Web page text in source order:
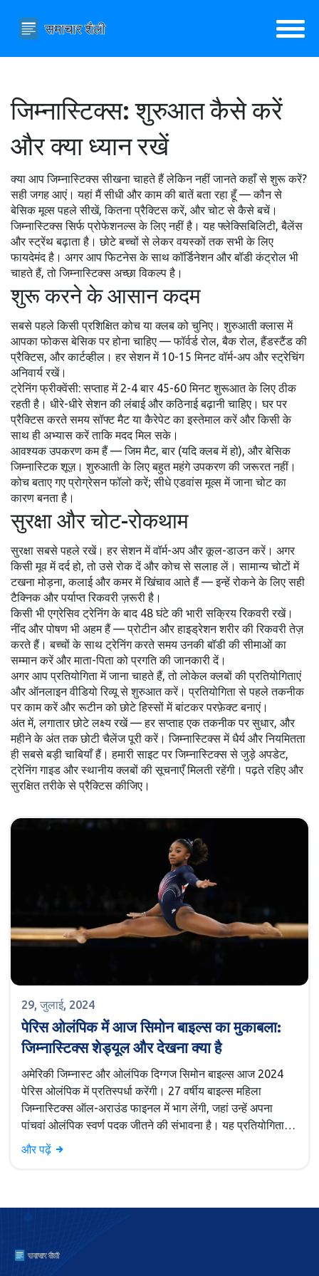
जिम्नास्टिक्स: शुरुआत कैसे करें
और क्या ध्यान रखें
क्या आप जिम्नास्टिक्स सीखना चाहते हैं लेकिन नहीं जानते कहाँ से शुरू करें?
सही जगह आएं। यहां मैं सीधी और काम की बातें बता रहा हूँ — कौन से
बेसिक मूव्स पहले सीखें, कितना प्रैक्टिस करें, और चोट से कैसे बचें।
जिम्नास्टिक्स सिर्फ प्रोफेशनल्स के लिए नहीं है। यह फ्लेक्सिबिलिटी, बैलेंस
और स्ट्रेंथ बढ़ाता है। छोटे बच्चों से लेकर वयस्कों तक सभी के लिए
फायदेमंद है। अगर आप फिटनेस के साथ कॉर्डिनेशन और बॉडी कंट्रोल भी
चाहते हैं, तो जिम्नास्टिक्स अच्छा विकल्प है।
शुरू करने के आसान कदम
सबसे पहले किसी प्रशिक्षित कोच या क्लब को चुनिए। शुरुआती क्लास में
आपका फोकस बेसिक पर होना चाहिए — फॉर्वर्ड रोल, बैक रोल, हैंडस्टैंड की
प्रैक्टिस, और कार्टव्हील। हर सेशन में 10-15 मिनट वॉर्म-अप और स्ट्रेचिंग
अनिवार्य रखें।
ट्रेनिंग फ्रीक्वेंसी: सप्ताह में 2-4 बार 45-60 मिनट शुरूआत के लिए ठीक
रहती है। धीरे-धीरे सेशन की लंबाई और कठिनाई बढ़ानी चाहिए। घर पर
प्रैक्टिस करते समय सॉफ्ट मैट या कैरेपेट का इस्तेमाल करें और किसी के
साथ ही अभ्यास करें ताकि मदद मिल सके।
आवश्यक उपकरण कम हैं — जिम मैट, बार (यदि क्लब में हो), और बेसिक
जिम्नास्टिक शूज़। शुरुआती के लिए बहुत महंगे उपकरण की जरूरत नहीं।
कोच बताए गए प्रोग्रेसन फॉलो करें; सीधे एडवांस मूव्स में जाना चोट का
कारण बनता है।
सुरक्षा और चोट-रोकथाम
सुरक्षा सबसे पहले रखें। हर सेशन में वॉर्म-अप और कूल-डाउन करें। अगर
किसी मूव में दर्द हो, तो उसे रोक दें और कोच से सलाह लें। सामान्य चोटों में
टखना मोड़ना, कलाई और कमर में खिंचाव आते हैं — इन्हें रोकने के लिए सही
टैक्निक और पर्याप्त रिकवरी ज़रूरी है।
किसी भी एग्रेसिव ट्रेनिंग के बाद 48 घंटे की भारी सक्रिय रिकवरी रखें।
नींद और पोषण भी अहम हैं — प्रोटीन और हाइड्रेशन शरीर की रिकवरी तेज़
करते हैं। बच्चों के साथ ट्रेनिंग करते समय उनकी बॉडी की सीमाओं का
सम्मान करें और माता-पिता को प्रगति की जानकारी दें।
अगर आप प्रतियोगिता में जाना चाहते हैं, तो लोकेल क्लबों की प्रतियोगिताएं
और ऑनलाइन वीडियो रिव्यू से शुरुआत करें। प्रतियोगिता से पहले तकनीक
पर काम करें और रूटीन को छोटे हिस्सों में बांटकर परफ़ेक्ट बनाएं।
अंत में, लगातार छोटे लक्ष्य रखें — हर सप्ताह एक तकनीक पर सुधार, और
महीने के अंत तक छोटी चैलेंज पूरी करें। जिम्नास्टिक्स में धैर्य और नियमितता
ही सबसे बड़ी चाबियाँ हैं। हमारी साइट पर जिम्नास्टिक्स से जुड़े अपडेट,
ट्रेनिंग गाइड और स्थानीय क्लबों की सूचनाएँ मिलती रहेंगी। पढ़ते रहिए और
सुरक्षित तरीके से प्रैक्टिस कीजिए।
29, जुलाई, 2024
पेरिस ओलंपिक में आज सिमोन बाइल्स का मुकाबला:
जिम्नास्टिक्स शेड्यूल और देखना क्या है
अमेरिकी जिम्नास्ट और ओलंपिक दिग्गज सिमोन बाइल्स आज 2024
पेरिस ओलंपिक में प्रतिस्पर्धा करेंगी। 27 वर्षीय बाइल्स महिला
जिम्नास्टिक्स ऑल-अराउंड फाइनल में भाग लेंगी, जहां उन्हें अपना
पांचवां ओलंपिक स्वर्ण पदक जीतने की संभावना है। यह प्रतियोगिता
पेरिस में स्थानीय समयानुसार 2:00 बजे शुरू होगी।
और पढ़ें